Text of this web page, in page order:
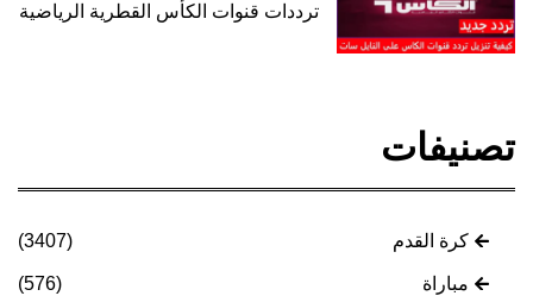
ترددات قنوات الكأس القطرية الرياضية
تصنيفات
كرة القدم (3407)
مباراة (576)